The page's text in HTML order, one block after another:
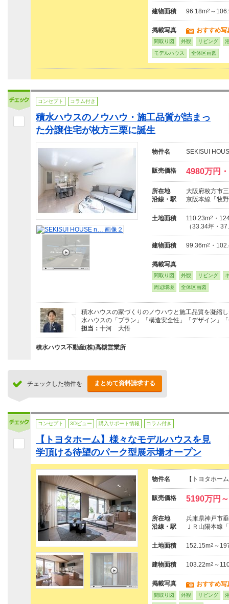
建物面積 96.18m2 ～
掲載写真 おすすめ写
間取り図 外観 リビング
モデルハウス 全体区画図
コンセプト コラム付き
積水ハウスのノウハウ・施工品質が詰まっ
た分譲住宅が枚方三栗に誕生
物件名 SEKISUI
販売価格 4980万円
所在地
大阪府枚方市
沿線・駅
京阪本線「牧
土地面積 110.23m2 ・
（33.34坪・
建物面積 99.36m2 ・
掲載写真
間取り図 外観 リビング
周辺環境 全体区画図
積水ハウスの家づくりのノウハウと施工品質を凝縮
水ハウスの「プラン」「構造安全性」「デザイン」
担当： 十河 大悟
積水ハウス不動産(株)高槻営業所
チェックした物件を まとめて資料請求する
コンセプト 3Dビュー 購入サポート情報 コラム付き
【トヨタホーム】様々なモデルハウスを見
学頂ける待望のパーク型展示場オープン
物件名 【トヨタホー
販売価格 5190万円
所在地
兵庫県神戸市
沿線・駅
ＪＲ山陽本線
土地面積 152.15m2 ～
建物面積 103.22m2 ～
掲載写真 おすすめ写
間取り図 外観 リビング